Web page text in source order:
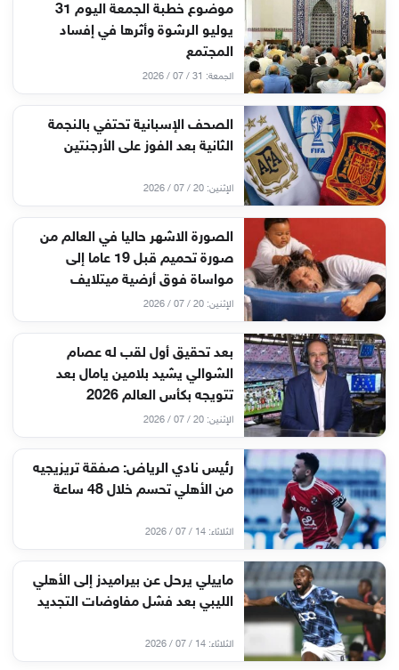
موضوع خطبة الجمعة اليوم 31
يوليو الرشوة وأثرها في إفساد
المجتمع
الجمعة: 31 / 07 / 2026
الصحف الإسبانية تحتفي بالنجمة
الثانية بعد الفوز على الأرجنتين
الإثنين: 20 / 07 / 2026
الصورة الاشهر حاليا في العالم من
صورة تحميم قبل 19 عاما إلى
مواساة فوق أرضية ميتلايف
الإثنين: 20 / 07 / 2026
بعد تحقيق أول لقب له عصام
الشوالي يشيد بلامين يامال بعد
تتويجه بكأس العالم 2026
الإثنين: 20 / 07 / 2026
رئيس نادي الرياض: صفقة تريزيجيه
من الأهلي تحسم خلال 48 ساعة
الثلاثاء: 14 / 07 / 2026
ماييلي يرحل عن بيراميدز إلى الأهلي
الليبي بعد فشل مفاوضات التجديد
الثلاثاء: 14 / 07 / 2026